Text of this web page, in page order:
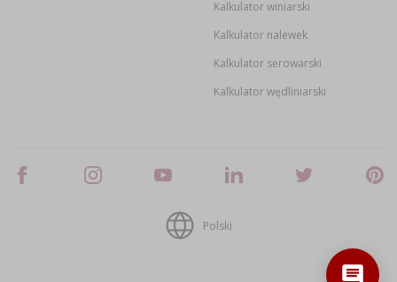
Kalkulator winiarski
Kalkulator nalewek
Kalkulator serowarski
Kalkulator wędliniarski
Polski